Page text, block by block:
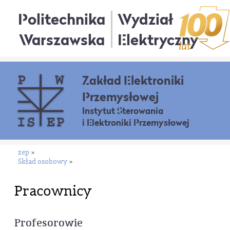
Politechnika
Warszawska
Wydział
Elektryczny
Zakład Elektroniki
Przemysłowej
Instytut Sterowania
i Elektroniki Przemysłowej
zep »
Skład osobowy »
Pracownicy
Profesorowie